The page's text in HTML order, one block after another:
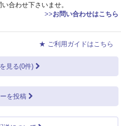
合わせ下さいませ。
>>お問い合わせはこちら
★ ご利用ガイドはこちら
見る(0件)
を投稿